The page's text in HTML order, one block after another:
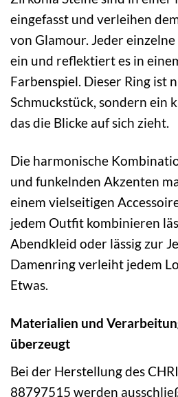
eingefasst und verleihen
von Glamour. Jeder einzelne
ein und reflektiert es in
Farbenspiel. Dieser Ring ist
Schmuckstück, sondern ein
das die Blicke auf sich zieht.
Die harmonische
und funkelnden Akzenten
einem vielseitigen
jedem Outfit kombinieren
Abendkleid oder lässig zur
Damenring verleiht jedem
Etwas.
Materialien und
überzeugt
Bei der Herstellung des
88797515 werden